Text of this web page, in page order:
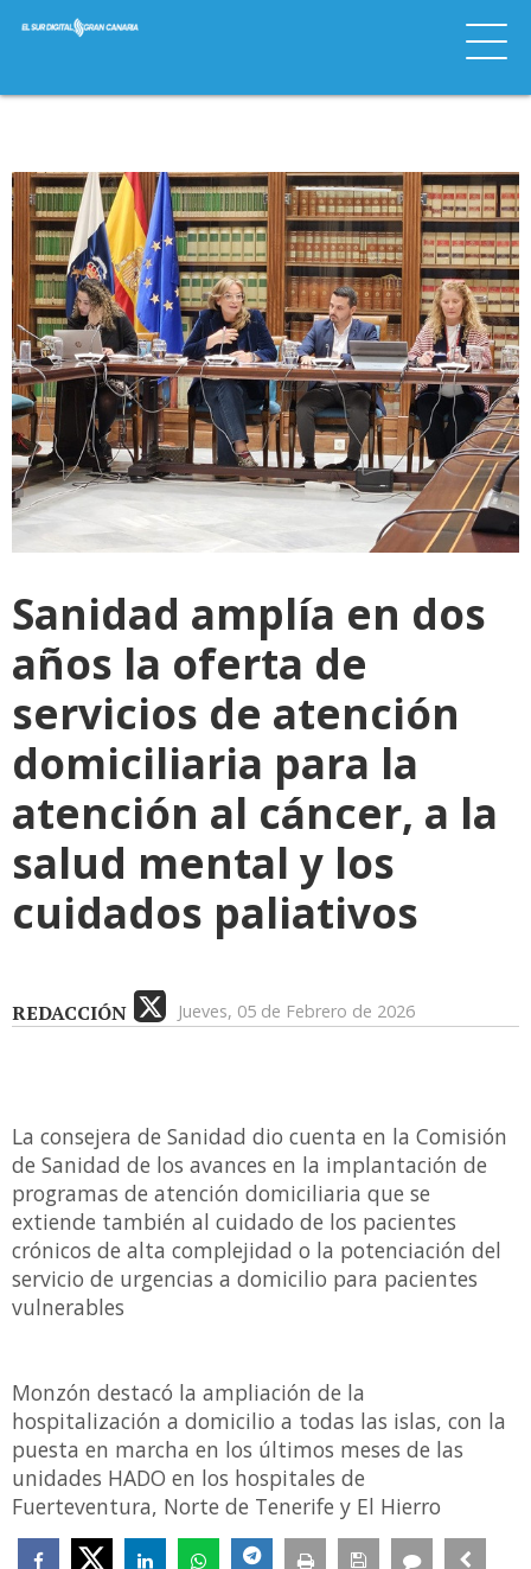
Sanidad amplía en dos
años la oferta de
servicios de atención
domiciliaria para la
atención al cáncer, a la
salud mental y los
cuidados paliativos
REDACCIÓN Jueves, 05 de Febrero de 2026
La consejera de Sanidad dio cuenta en la Comisión
de Sanidad de los avances en la implantación de
programas de atención domiciliaria que se
extiende también al cuidado de los pacientes
crónicos de alta complejidad o la potenciación del
servicio de urgencias a domicilio para pacientes
vulnerables
Monzón destacó la ampliación de la
hospitalización a domicilio a todas las islas, con la
puesta en marcha en los últimos meses de las
unidades HADO en los hospitales de
Fuerteventura, Norte de Tenerife y El Hierro